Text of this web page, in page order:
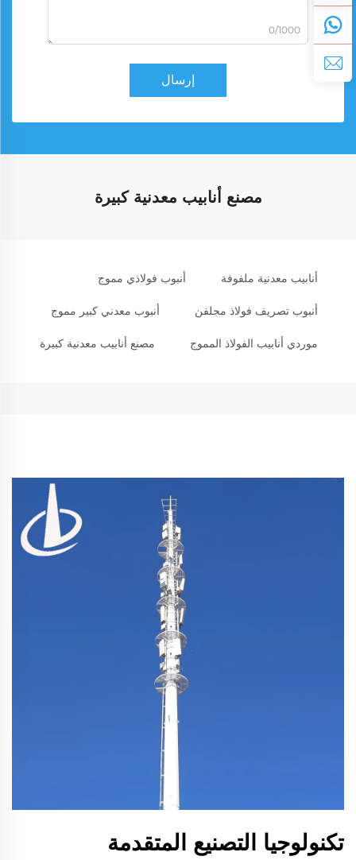
0/1000
إرسال
مصنع أنابيب معدنية كبيرة
أنابيب معدنية ملفوفة أنبوب فولاذي مموج
أنبوب تصريف فولاذ مجلفن أنبوب معدني كبير مموج
موردي أنابيب الفولاذ المموج مصنع أنابيب معدنية كبيرة
تكنولوجيا التصنيع المتقدمة